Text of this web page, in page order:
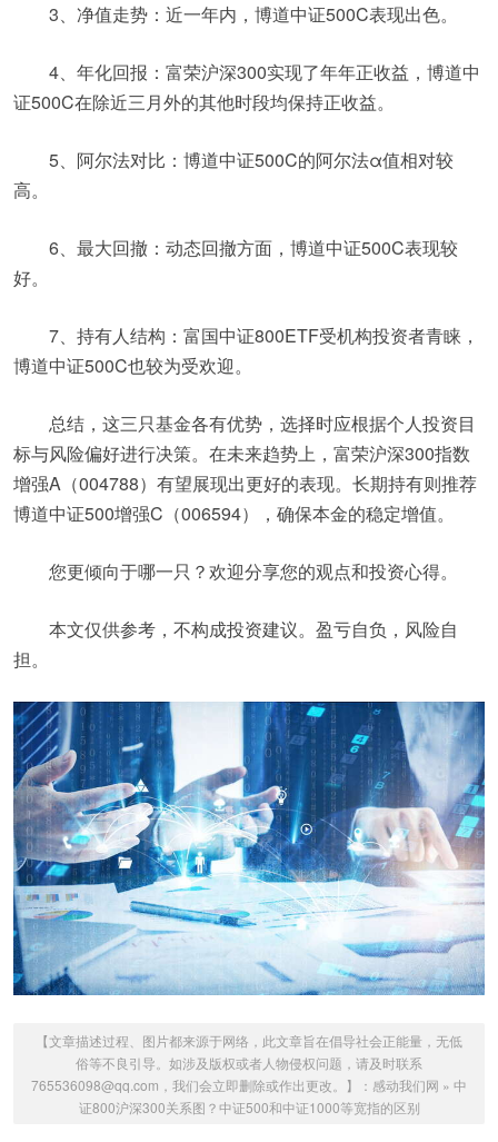
3、净值走势：近一年内，博道中证500C表现出色。
4、年化回报：富荣沪深300实现了年年正收益，博道中
证500C在除近三月外的其他时段均保持正收益。
5、阿尔法对比：博道中证500C的阿尔法α值相对较
高。
6、最大回撤：动态回撤方面，博道中证500C表现较
好。
7、持有人结构：富国中证800ETF受机构投资者青睐，
博道中证500C也较为受欢迎。
总结，这三只基金各有优势，选择时应根据个人投资目
标与风险偏好进行决策。在未来趋势上，富荣沪深300指数
增强A（004788）有望展现出更好的表现。长期持有则推荐
博道中证500增强C（006594），确保本金的稳定增值。
您更倾向于哪一只？欢迎分享您的观点和投资心得。
本文仅供参考，不构成投资建议。盈亏自负，风险自
担。
【文章描述过程、图片都来源于网络，此文章旨在倡导社会正能量，无低
俗等不良引导。如涉及版权或者人物侵权问题，请及时联系
765536098@qq.com，我们会立即删除或作出更改。】： 感动我们网 » 中
证800沪深300关系图？中证500和中证1000等宽指的区别